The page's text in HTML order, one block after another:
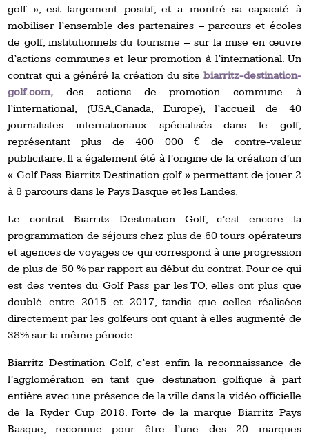
golf », est largement positif, et a montré sa capacité à
mobiliser l’ensemble des partenaires – parcours et écoles
de golf, institutionnels du tourisme – sur la mise en œuvre
d’actions communes et leur promotion à l’international. Un
contrat qui a généré la création du site biarritz-destination-
golf.com, des actions de promotion commune à
l’international, (USA,Canada, Europe), l’accueil de 40
journalistes internationaux spécialisés dans le golf,
représentant plus de 400 000 € de contre-valeur
publicitaire. Il a également été à l’origine de la création d’un
« Golf Pass Biarritz Destination golf » permettant de jouer 2
à 8 parcours dans le Pays Basque et les Landes.
Le contrat Biarritz Destination Golf, c’est encore la
programmation de séjours chez plus de 60 tours opérateurs
et agences de voyages ce qui correspond à une progression
de plus de 50 % par rapport au début du contrat. Pour ce qui
est des ventes du Golf Pass par les TO, elles ont plus que
doublé entre 2015 et 2017, tandis que celles réalisées
directement par les golfeurs ont quant à elles augmenté de
38% sur la même période.
Biarritz Destination Golf, c’est enfin la reconnaissance de
l’agglomération en tant que destination golfique à part
entière avec une présence de la ville dans la vidéo officielle
de la Ryder Cup 2018. Forte de la marque Biarritz Pays
Basque, reconnue pour être l’une des 20 marques